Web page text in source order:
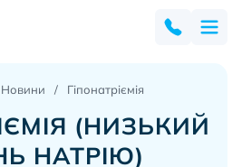
Новини Гіпонатріємія
(НИЗЬКИЙ
НАТРІЮ)